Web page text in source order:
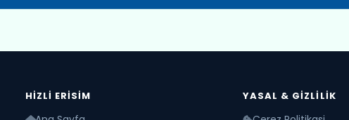
HIZLI ERISIM YASAL & GIZLILIK